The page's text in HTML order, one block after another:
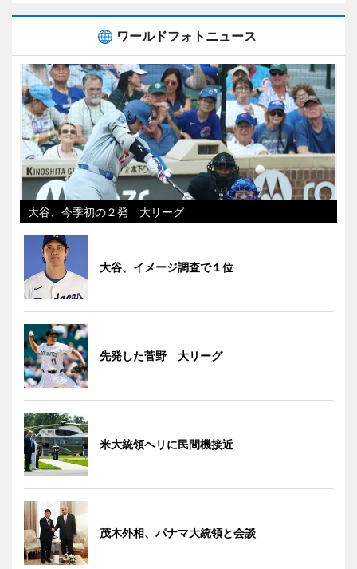
ワールドフォトニュース
大谷、今季初の２発 大リーグ
大谷、イメージ調査で１位
先発した菅野 大リーグ
米大統領ヘリに民間機接近
茂木外相、パナマ大統領と会談